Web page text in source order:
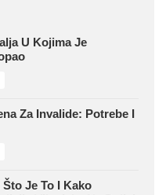
U Kojima Je
Za Invalide: Potrebe I
Je To I Kako